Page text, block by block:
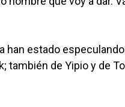
han estado
también de Yipio y de